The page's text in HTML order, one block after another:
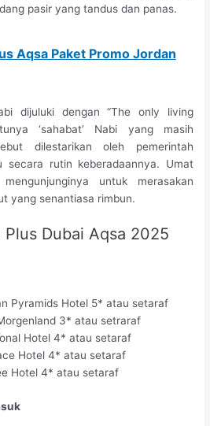
pasir yang tandus dan panas.
Aqsa Paket Promo Jordan
dijuluki dengan “The only living
‘sahabat’ Nabi yang masih
dilestarikan oleh pemerintah
secara rutin keberadaannya. Umat
untuk merasakan
yang senantiasa rimbun.
Plus Dubai Aqsa 2025
Pyramids Hotel 5* atau setaraf
3* atau setraraf
Hotel 4* atau setaraf
Hotel 4* atau setaraf
Hotel 4* atau setaraf